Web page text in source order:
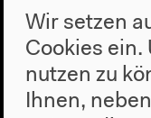
Wir setzen
Cookies ein.
nutzen zu
Ihnen,